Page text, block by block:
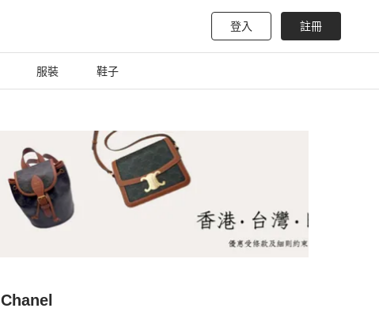
登入 註冊
服裝 鞋子
Chanel